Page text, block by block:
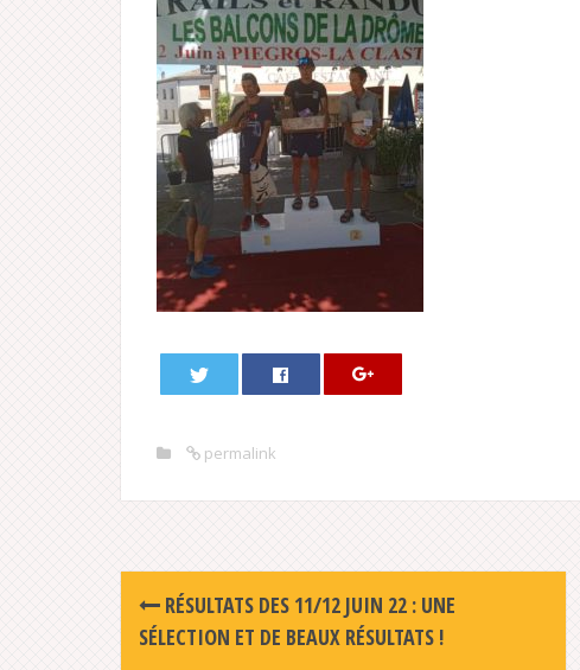
permalink
Post
navigation
RÉSULTATS DES 11/12 JUIN 22 : UNE
SÉLECTION ET DE BEAUX RÉSULTATS !